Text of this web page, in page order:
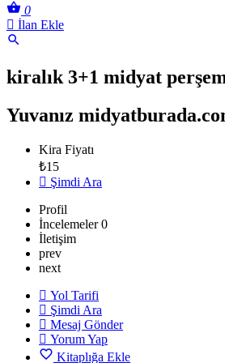
0
İlan Ekle
kiralık 3+1 midyat
Yuvanız
Kira Fiyatı
₺15
Şimdi Ara
Profil
İncelemeler0
İletişim
prev
next
Yol Tarifi
Şimdi Ara
Mesaj Gönder
Yorum Yap
Kitaplığa Ekle